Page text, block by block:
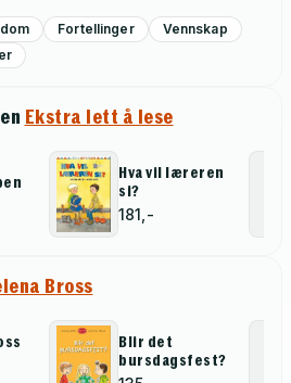
Fortellinger
Vennskap
Ekstra lett å lese
Hva vil læreren
si?
181,-
Bross
Blir det
bursdagsfest?